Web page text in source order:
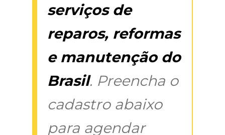
serviços de
reparos, reformas
e manutenção do
Brasil. Preencha o
cadastro abaixo
para agendar